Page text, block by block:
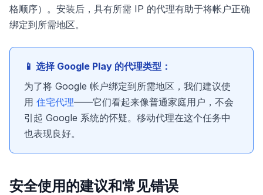
格顺序）。安装后，具有所需 IP 的代理有助于将帐户正确
绑定到所需地区。
📱 选择 Google Play 的代理类型：
为了将 Google 帐户绑定到所需地区，我们建议使
用 住宅代理——它们看起来像普通家庭用户，不会
引起 Google 系统的怀疑。移动代理在这个任务中
也表现良好。
安全使用的建议和常见错误